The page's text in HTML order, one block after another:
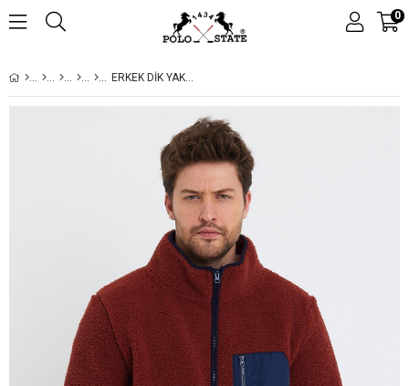
0
ERKEK DIK YAKA FERMUARLI PELUŞ CEKET KIREMIT